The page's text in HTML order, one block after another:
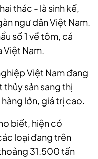
thác - là sinh kế,
ngư dân Việt Nam.
số 1 về tôm, cá
Việt Nam.
Việt Nam đang
thủy sản sang thị
lớn, giá trị cao.
biết, hiện có
loại đang trên
31.500 tấn